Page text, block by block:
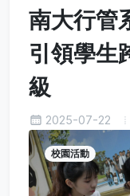
南大行管
引領學生
級
2025-07-22
校園活動